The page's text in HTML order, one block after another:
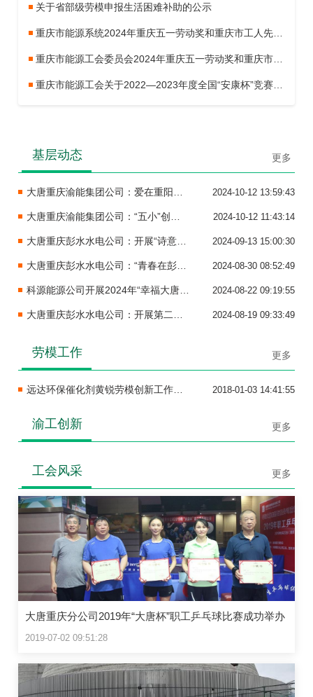
关于省部级劳模申报生活困难补助的公示
基层动态 更多
大唐重庆渝能集团公司：爱在重阳节，浓浓敬老情 2024-10-12 13:59:43
大唐重庆渝能集团公司：“五小”创新为企业绿色发展蓄势赋能 2024-10-12 11:43:14
大唐重庆彭水水电公司：开展“诗意生活 韵动心灵”中秋诗会 2024-09-13 15:00:30
大唐重庆彭水水电公司：“青春在彭电绽放”青年演讲比赛圆满结束 2024-08-30 08:52:49
科源能源公司开展2024年“幸福大唐 夏送清凉”活动 2024-08-22 09:19:55
大唐重庆彭水水电公司：开展第二届“彭电杯”青少年夏令营活动 2024-08-19 09:33:49
劳模工作 更多
远达环保催化剂黄锐劳模创新工作室举办喜迎2018“深化改革，我要创新”主题演讲大会 2018-01-03 14:41:55
渝工创新 更多
工会风采 更多
大唐重庆分公司2019年“大唐杯”职工乒乓球比赛成功举办
2019-07-02 09:51:28